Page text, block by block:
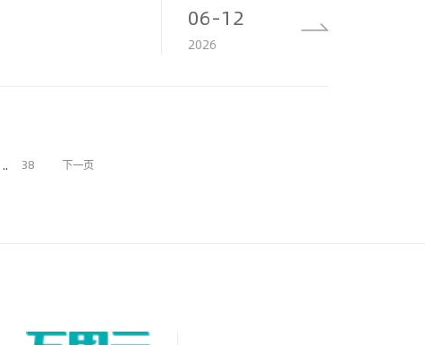
06-12
2026
.. 38 下一页